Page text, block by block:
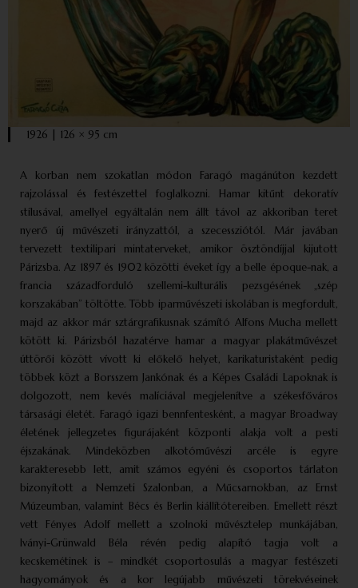
1926 | 126 × 95 cm
A korban nem szokatlan módon Faragó magán­úton kezdett
rajzolással és festészettel foglalkozni. Hamar kitűnt dekoratív
stílusával, amellyel egyáltalán nem állt távol az akkoriban teret
nyerő új művészeti irányzattól, a szecessziótól. Már javában
tervezett textilipari mintaterveket, amikor ösztöndíjjal kijutott
Párizsba. Az 1897 és 1902 közötti éveket így a belle époque-nak, a
francia századforduló szellemi-kulturális pezsgésének „szép
korszakában” töltötte. Több iparművészeti iskolában is megfordult,
majd az akkor már sztárgrafikusnak számító Alfons Mucha mellett
kötött ki. Párizsból hazatérve hamar a magyar plakátművészet
úttörői között vívott ki előkelő helyet, karikaturistaként pedig
többek közt a Borsszem Jankónak és a Képes Családi Lapoknak is
dolgozott, nem kevés malíciával megjelenítve a székesfőváros
társasági életét. Faragó igazi bennfentesként, a magyar Broadway
életének jellegzetes figurájaként központi alakja volt a pesti
éjszakának. Mindeközben alkotóművészi arcéle is egyre
karakteresebb lett, amit számos egyéni és csoportos tárlaton
bizonyított a Nemzeti Szalonban, a Műcsarnokban, az Ernst
Múzeumban, valamint Bécs és Berlin kiállítótereiben. Emellett részt
vett Fényes Adolf mellett a szolnoki művésztelep munkájában,
Iványi-Grünwald Béla révén pedig alapító tagja volt a
kecskemétinek is – mindkét csoportosulás a magyar festészeti
hagyományok és a kor legújabb művészeti törekvéseinek